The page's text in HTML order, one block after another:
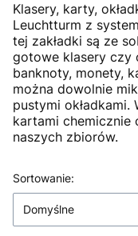
Klasery, karty,
Leuchtturm z
tej zakładki są ze
gotowe klasery czy
banknoty, monety,
można dowolnie
pustymi
kartami chemicznie
naszych zbiorów.
Lista produktów
Sortowanie:
Domyślne